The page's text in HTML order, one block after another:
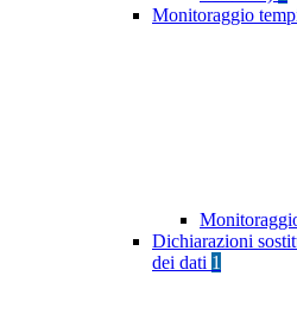
Monitoraggio
Dichiarazioni
dei dati 1